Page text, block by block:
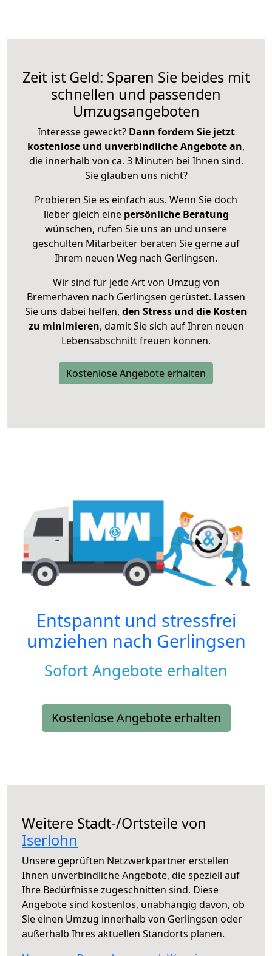
Zeit ist Geld: Sparen Sie beides mit
schnellen und passenden
Umzugsangeboten
Interesse geweckt? Dann fordern Sie jetzt
kostenlose und unverbindliche Angebote an,
die innerhalb von ca. 3 Minuten bei Ihnen sind.
Sie glauben uns nicht?
Probieren Sie es einfach aus. Wenn Sie doch
lieber gleich eine persönliche Beratung
wünschen, rufen Sie uns an und unsere
geschulten Mitarbeiter beraten Sie gerne auf
Ihrem neuen Weg nach Gerlingsen.
Wir sind für jede Art von Umzug von
Bremerhaven nach Gerlingsen gerüstet. Lassen
Sie uns dabei helfen, den Stress und die Kosten
zu minimieren, damit Sie sich auf Ihren neuen
Lebensabschnitt freuen können.
Kostenlose Angebote erhalten
Entspannt und stressfrei
umziehen nach Gerlingsen
Sofort Angebote erhalten
Kostenlose Angebote erhalten
Weitere Stadt-/Ortsteile von
Iserlohn
Unsere geprüften Netzwerkpartner erstellen
Ihnen unverbindliche Angebote, die speziell auf
Ihre Bedürfnisse zugeschnitten sind. Diese
Angebote sind kostenlos, unabhängig davon, ob
Sie einen Umzug innerhalb von Gerlingsen oder
außerhalb Ihres aktuellen Standorts planen.